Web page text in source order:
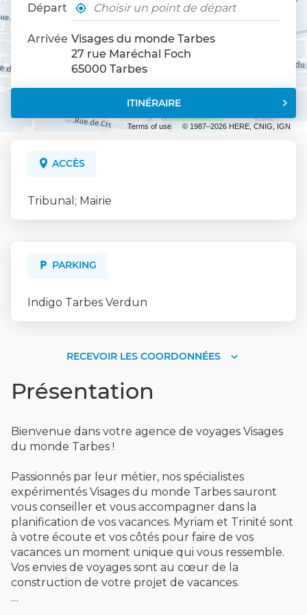
Terms of use © 1987–2026 HERE, CNIG, IGN
Départ
,
un
point
de
vente
Visages
À
Arrivée Visages du monde Tarbes
27 rue Maréchal Foch
65000 Tarbes
ITINÉRAIRE
JUSQU'AU
POINT
DE
ACCÈS
Tribunal; Mairie
PARKING
Indigo Tarbes Verdun
RECEVOIR LES COORDONNÉES
RECEVOIR
COORDONNÉES
Présentation
Bienvenue dans votre agence de voyages Visages
du monde Tarbes !
Passionnés par leur métier, nos spécialistes
expérimentés Visages du monde Tarbes sauront
vous conseiller et vous accompagner dans la
planification de vos vacances. Myriam et Trinité sont
à votre écoute et vos côtés pour faire de vos
vacances un moment unique qui vous ressemble.
Vos envies de voyages sont au cœur de la
construction de votre projet de vacances.